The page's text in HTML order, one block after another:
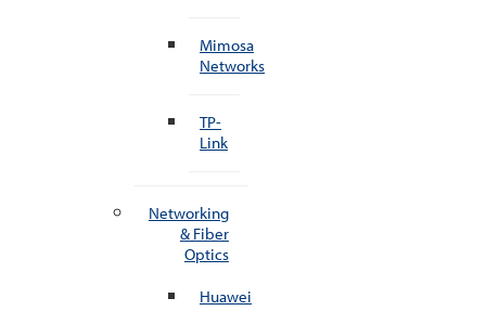
Mimosa
Networks
TP-
Link
Networking
& Fiber
Optics
Huawei